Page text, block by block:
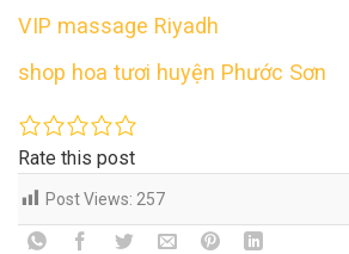
VIP massage Riyadh
shop hoa tươi huyện Phước Sơn
Rate this post
Post Views: 257